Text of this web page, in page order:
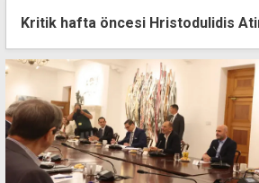
Kritik hafta öncesi Hristodulidis